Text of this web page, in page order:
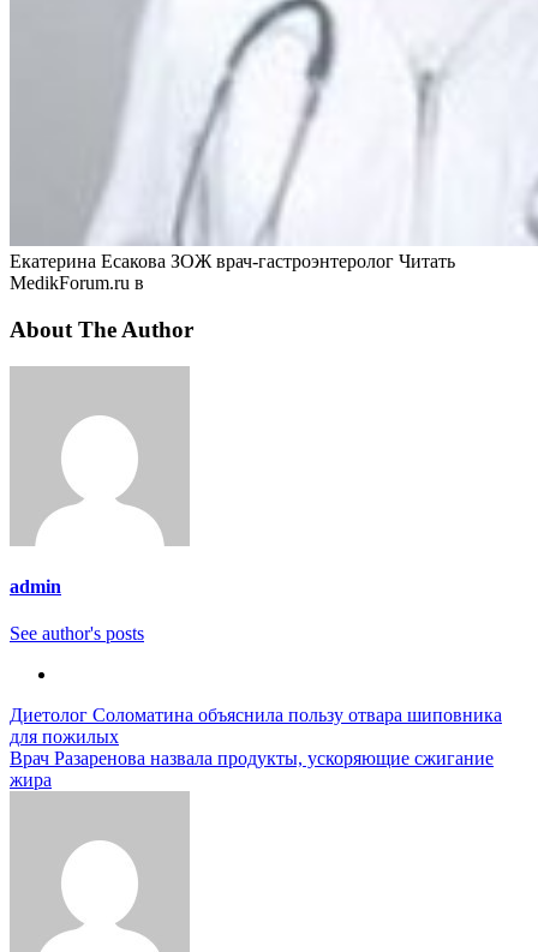
Екатерина Есакова ЗОЖ врач-гастроэнтеролог Читать
MedikForum.ru в
About The Author
admin
See author's posts
Навигация
по
записям
Диетолог Соломатина объяснила пользу отвара шиповника
для пожилых
Врач Разаренова назвала продукты, ускоряющие сжигание
жира